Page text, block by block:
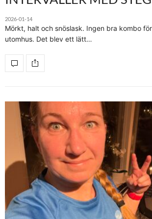
2026-01-14
Mörkt, halt och snöslask. Ingen bra kombo
utomhus. Det blev ett lätt…